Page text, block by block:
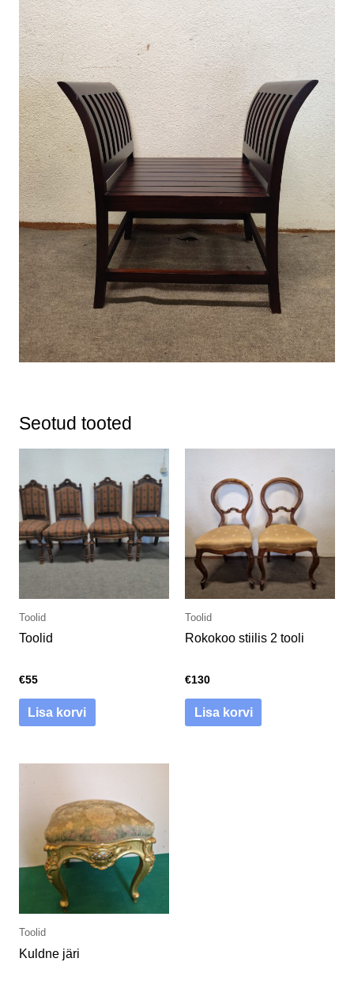
Seotud tooted
Toolid
Toolid
€55
Lisa korvi
Toolid
Rokokoo stiilis 2 tooli
€130
Lisa korvi
Toolid
Kuldne järi